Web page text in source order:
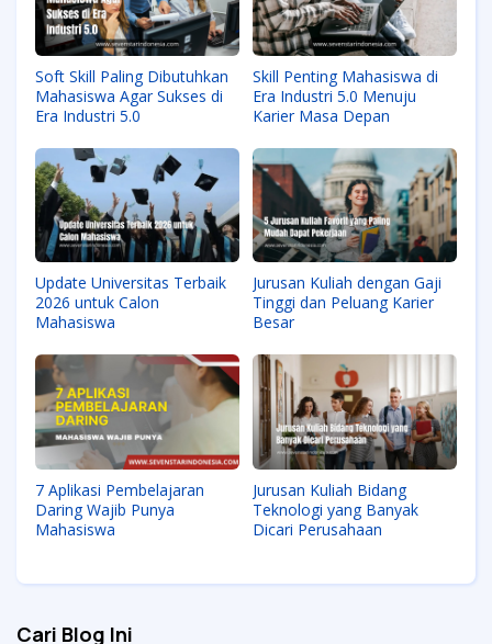
Soft Skill Paling Dibutuhkan
Mahasiswa Agar Sukses di
Era Industri 5.0
Skill Penting Mahasiswa di
Era Industri 5.0 Menuju
Karier Masa Depan
Update Universitas Terbaik
2026 untuk Calon
Mahasiswa
Jurusan Kuliah dengan Gaji
Tinggi dan Peluang Karier
Besar
7 Aplikasi Pembelajaran
Daring Wajib Punya
Mahasiswa
Jurusan Kuliah Bidang
Teknologi yang Banyak
Dicari Perusahaan
Cari Blog Ini